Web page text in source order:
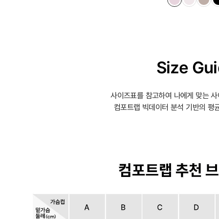
Size
사이즈표를 참고하여 나에게 맞는
컴포트랩 빅데이터 분석 기반의 평